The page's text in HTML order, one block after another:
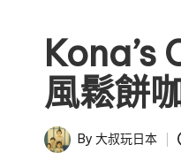
玩
日
本
Kona’s
風鬆餅
Posted
By 大叔玩日本